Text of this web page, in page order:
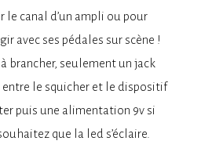
le canal d’un ampli ou pour
avec ses pédales sur scène !
brancher, seulement un jack
entre le squicher et le dispositif
puis une alimentation 9v si
que la led s’éclaire.